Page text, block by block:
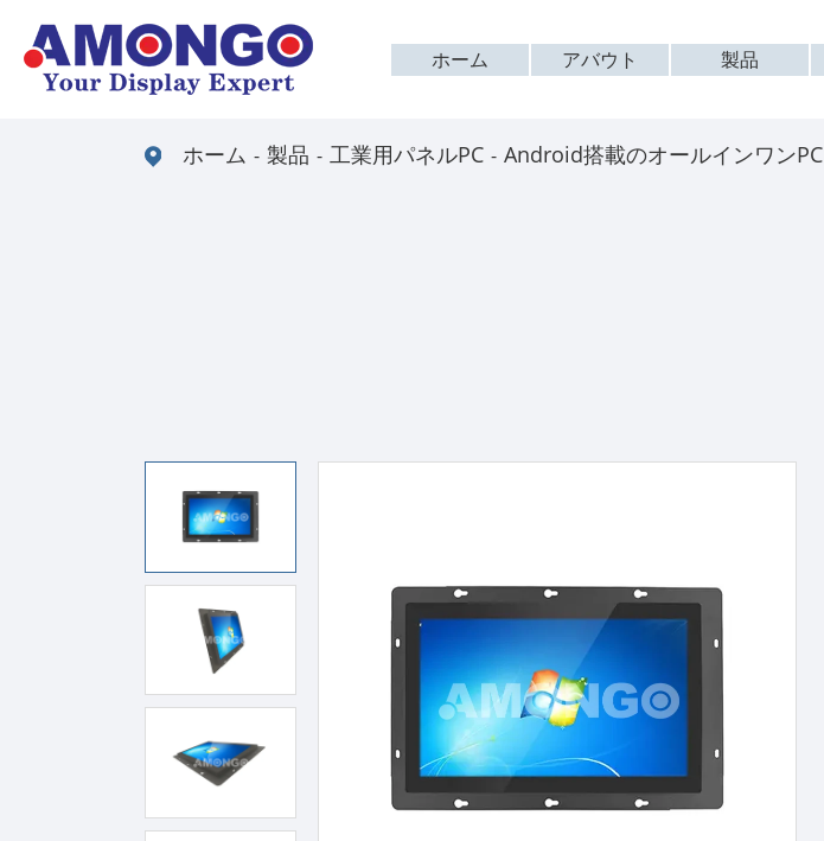
ホーム アバウト 製品
ホーム 製品 工業用パネルPC Android搭載のオールインワンPC